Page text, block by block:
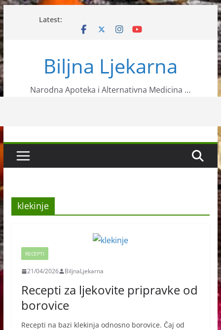
Skip
to
content
Latest:
Biljna Ljekarna
Narodna Apoteka i Alternativna Medicina …
klekinje
RECEPTI
21/04/2026 BiljnaLjekarna
Recepti za ljekovite pripravke od
borovice
Recepti na bazi klekinja odnosno borovice. Čaj od